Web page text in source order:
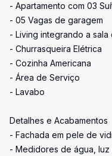
- Apartamento com 03
- 05 Vagas de garagem
- Living integrando a sala
- Churrasqueira Elétrica
- Cozinha Americana
- Área de Serviço
- Lavabo
Detalhes e Acabamentos
- Fachada em pele de
- Medidores de água, luz